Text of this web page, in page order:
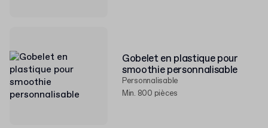
Gobelet en plastique pour
smoothie personnalisable
Personnalisable
Min. 800 pièces